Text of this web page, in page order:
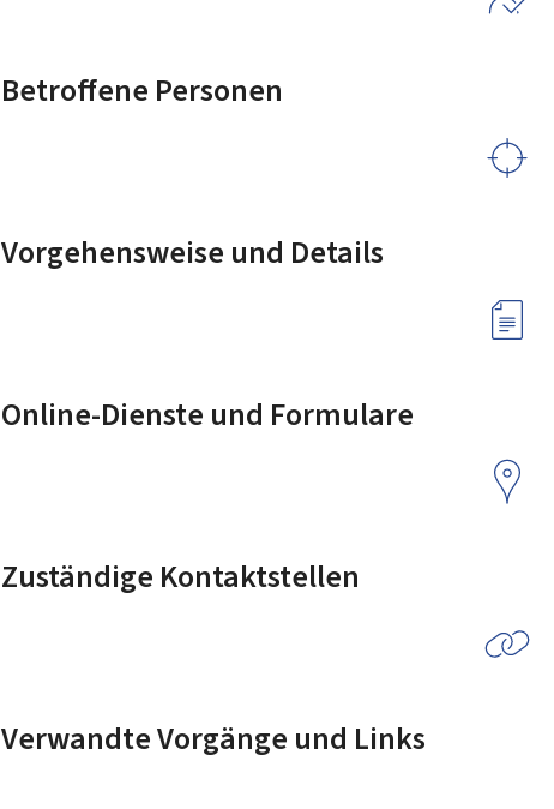
Betroffene Personen
Vorgehensweise und Details
Online-Dienste und Formulare
Zuständige Kontaktstellen
Verwandte Vorgänge und Links